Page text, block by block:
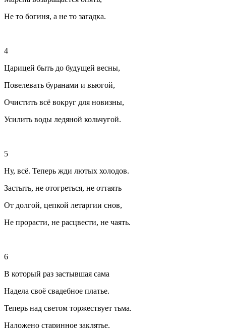
Не то богиня, а не то загадка.
4
Царицей быть до будущей весны,
Повелевать буранами и вьюгой,
Очистить всё вокруг для новизны,
Усилить воды ледяной кольчугой.
5
Ну, всё. Теперь жди лютых холодов.
Застыть, не отогреться, не оттаять
От долгой, цепкой летаргии снов,
Не прорасти, не расцвести, не чаять.
6
В который раз застывшая сама
Надела своё свадебное платье.
Теперь над светом торжествует тьма.
Наложено старинное заклятье.